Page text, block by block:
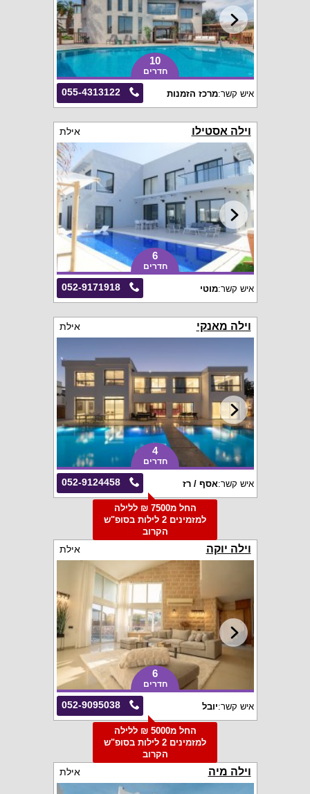
10
חדרים
055-4313122 איש קשר:מרכז הזמנות
וילה אסטילו אילת
6
חדרים
052-9171918 איש קשר:מוטי
וילה מאנקי אילת
4
חדרים
052-9124458 איש קשר:אסף / רז
החל מ7500 ₪ ללילה
למזמינים 2 לילות בסופ"ש
הקרוב
וילה יוקה אילת
6
חדרים
052-9095038 איש קשר:יובל
החל מ5000 ₪ ללילה
למזמינים 2 לילות בסופ"ש
הקרוב
וילה מיה אילת